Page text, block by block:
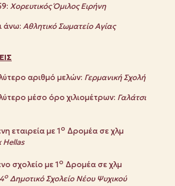
Χορευτικός Όμιλος Ειρήνη
άνω: Αθλητικό Σωματείο Αγίας
αριθμό μελών: Γερμανική Σχολή
μέσο όρο χιλιομέτρων: Γαλάτσι
εταιρεία με 1ο Δρομέα σε χλμ
Hellas
σχολείο με 1ο Δρομέα σε χλμ
ο Δημοτικό Σχολείο Νέου Ψυχικού